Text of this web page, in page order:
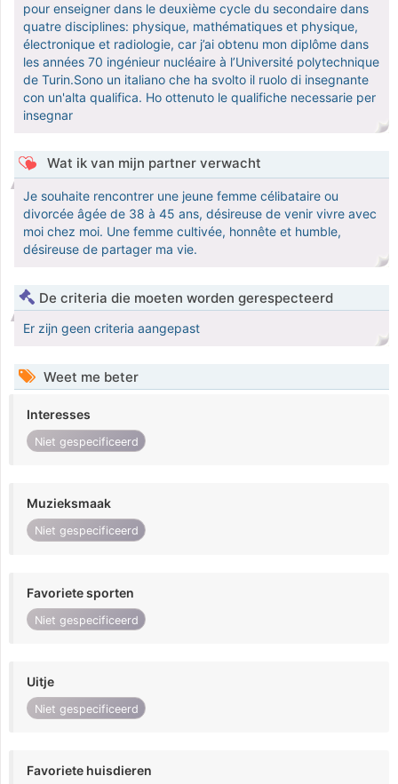
pour enseigner dans le deuxième cycle du secondaire dans
quatre disciplines: physique, mathématiques et physique,
électronique et radiologie, car j’ai obtenu mon diplôme dans
les années 70 ingénieur nucléaire à l’Université polytechnique
de Turin.Sono un italiano che ha svolto il ruolo di insegnante
con un'alta qualifica. Ho ottenuto le qualifiche necessarie per
insegnar
Wat ik van mijn partner verwacht
Je souhaite rencontrer une jeune femme célibataire ou
divorcée âgée de 38 à 45 ans, désireuse de venir vivre avec
moi chez moi. Une femme cultivée, honnête et humble,
désireuse de partager ma vie.
De criteria die moeten worden gerespecteerd
Er zijn geen criteria aangepast
Weet me beter
Interesses
Niet gespecificeerd
Muzieksmaak
Niet gespecificeerd
Favoriete sporten
Niet gespecificeerd
Uitje
Niet gespecificeerd
Favoriete huisdieren